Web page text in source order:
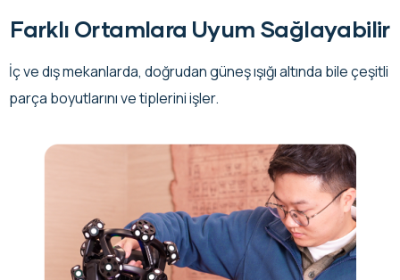
Farklı Ortamlara Uyum Sağlayabilir
İç ve dış mekanlarda, doğrudan güneş ışığı altında bile çeşitli
parça boyutlarını ve tiplerini işler.